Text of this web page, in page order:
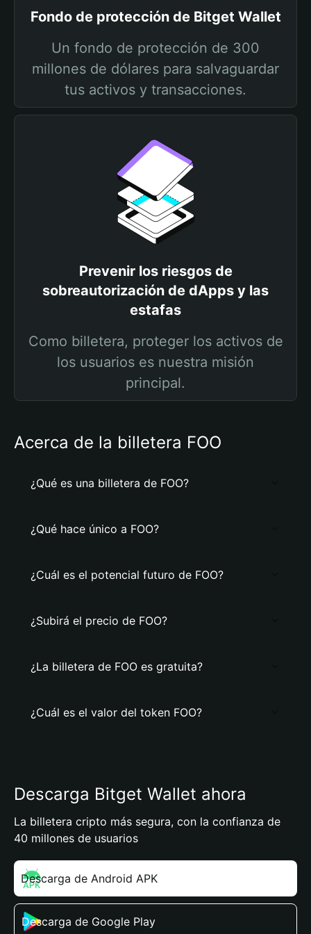
Fondo de protección de Bitget Wallet
Un fondo de protección de 300
millones de dólares para salvaguardar
tus activos y transacciones.
Prevenir los riesgos de
sobreautorización de dApps y las
estafas
Como billetera, proteger los activos de
los usuarios es nuestra misión
principal.
Acerca de la billetera FOO
¿Qué es una billetera de FOO?
¿Qué hace único a FOO?
¿Cuál es el potencial futuro de FOO?
¿Subirá el precio de FOO?
¿La billetera de FOO es gratuita?
¿Cuál es el valor del token FOO?
Descarga Bitget Wallet ahora
La billetera cripto más segura, con la confianza de
40 millones de usuarios
Descarga de Android APK
Descarga de Google Play